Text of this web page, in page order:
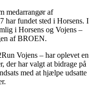
medarrangør af
har fundet sted i Horsens. I
i Horsens og Vojens –
af BROEN.
Vojens – har oplevet en
der har valgt at bidrage på
med at hjælpe udsatte